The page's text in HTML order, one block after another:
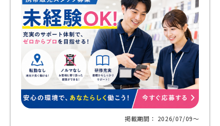
掲載期間： 2026/07/09〜